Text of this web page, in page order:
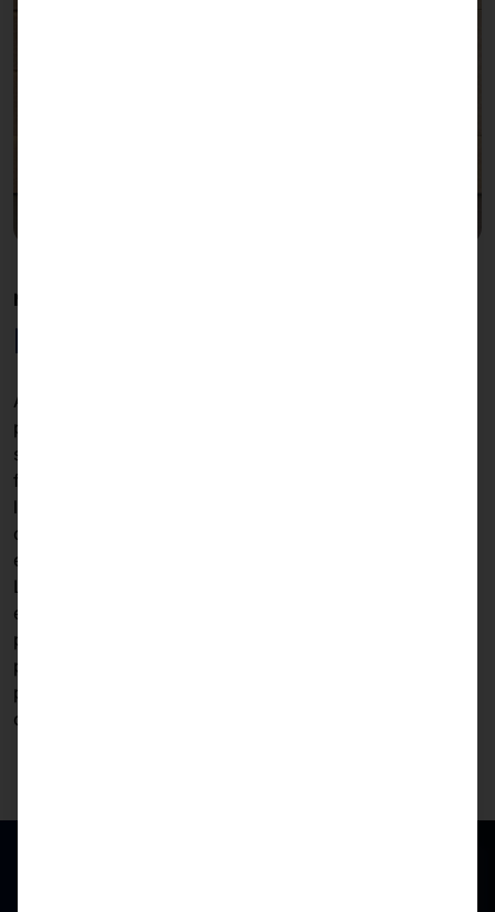
MÁXIMA FLEXIBILIDAD
Modelos con base
Además de la versión de sobremesa, el POLYTOUCH®
pSyCO también está disponible en variantes con
soporte. Esto permite utilizar el sistema de forma
flexible como
la zona de ventas, lo que resulta ideal para áreas muy
concurridas o para ampliar las zonas de caja
existentes.
La arquitectura modular se mantiene íntegramente: el
escáner, la impresora, el sistema de pago y otros
periféricos se pueden configurar o añadir
posteriormente según el caso de uso. De este modo, el
pSyCO se adapta de forma óptima a diferentes
conceptos de tienda y modelos operativos.